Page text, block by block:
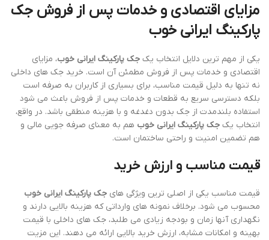
مزایای اقتصادی و خدمات پس از فروش جک
پارکینگ ایرانی خوب
یکی از مهم ترین دلایل انتخاب یک جک پارکینگ ایرانی خوب، مزایای
اقتصادی و خدمات پس از فروش مطمئن آن است. خرید جک های داخلی
نه تنها به دلیل قیمت مناسب، برای بسیاری از کاربران به صرفه است
بلکه دسترسی سریع به قطعات و خدمات پس از فروش باعث می شود
استفاده بلندمدت از جک بدون دغدغه و با هزینه منطقی باشد. در واقع،
انتخاب یک جک پارکینگ ایرانی خوب هم به معنای صرفه جویی مالی و
هم تضمین امنیت و راحتی ساختمان است.
قیمت مناسب و ارزش خرید
قیمت مناسب یکی از اصلی ترین ویژگی های جک پارکینگ ایرانی خوب
محسوب می شود. برخلاف نمونه های وارداتی که هزینه بالایی دارند و
نگهداری آنها زمان و بودجه زیادی می طلبد، جک های داخلی با قیمت
بهینه و امکانات مشابه، ارزش خرید بالایی ارائه می دهند. این مزیت